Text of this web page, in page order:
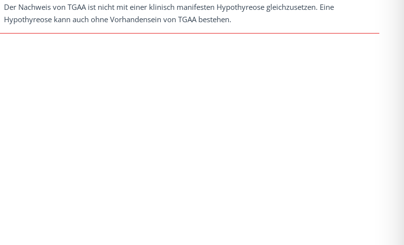
Der Nachweis von TGAA ist nicht mit einer klinisch manifesten Hypothyreose gleichzusetzen. Eine
Hypothyreose kann auch ohne Vorhandensein von TGAA bestehen.